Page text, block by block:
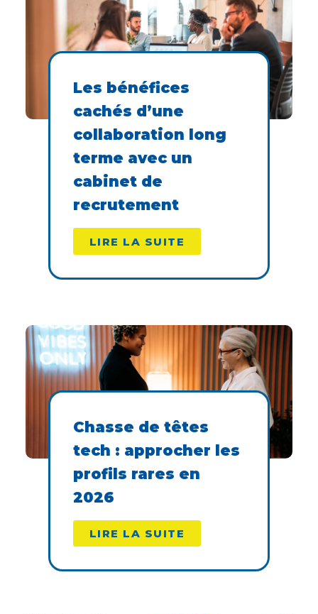
Les bénéfices
cachés d’une
collaboration long
terme avec un
cabinet de
recrutement
LIRE LA SUITE
Chasse de têtes
tech : approcher les
profils rares en
2026
LIRE LA SUITE